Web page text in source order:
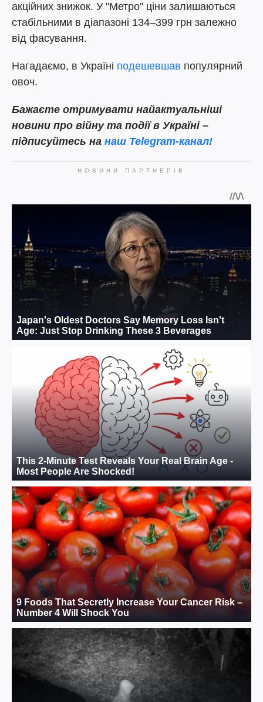
акційних знижок. У "Метро" ціни залишаються
стабільними в діапазоні 134–399 грн залежно
від фасування.
Нагадаємо, в Україні подешевшав популярний
овоч.
Бажаєте отримувати найактуальніші
новини про війну та події в Україні –
підписуйтесь на наш Telegram-канал!